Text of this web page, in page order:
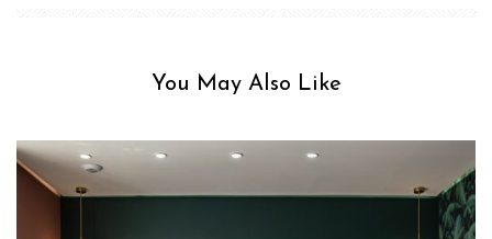
You May Also Like